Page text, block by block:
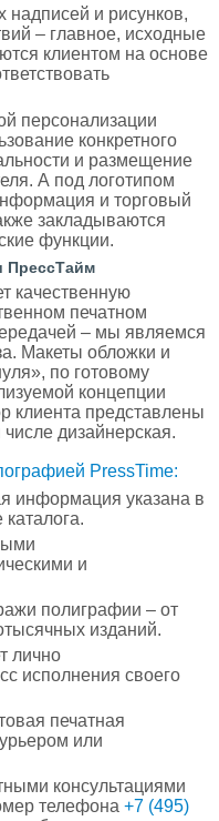
надписей и рисунков,
– главное, исходные
клиентом на основе
персонализации
конкретного
и размещение
А под логотипом
и торговый
закладываются
функции.
ПрессТайм
качественную
печатном
– мы являемся
Макеты обложки и
по готовому
концепции
клиента представлены
дизайнерская.
PressTime:
информация указана в
и
полиграфии – от
изданий.
лично
исполнения своего
печатная
или
консультациями
телефона +7 (495)